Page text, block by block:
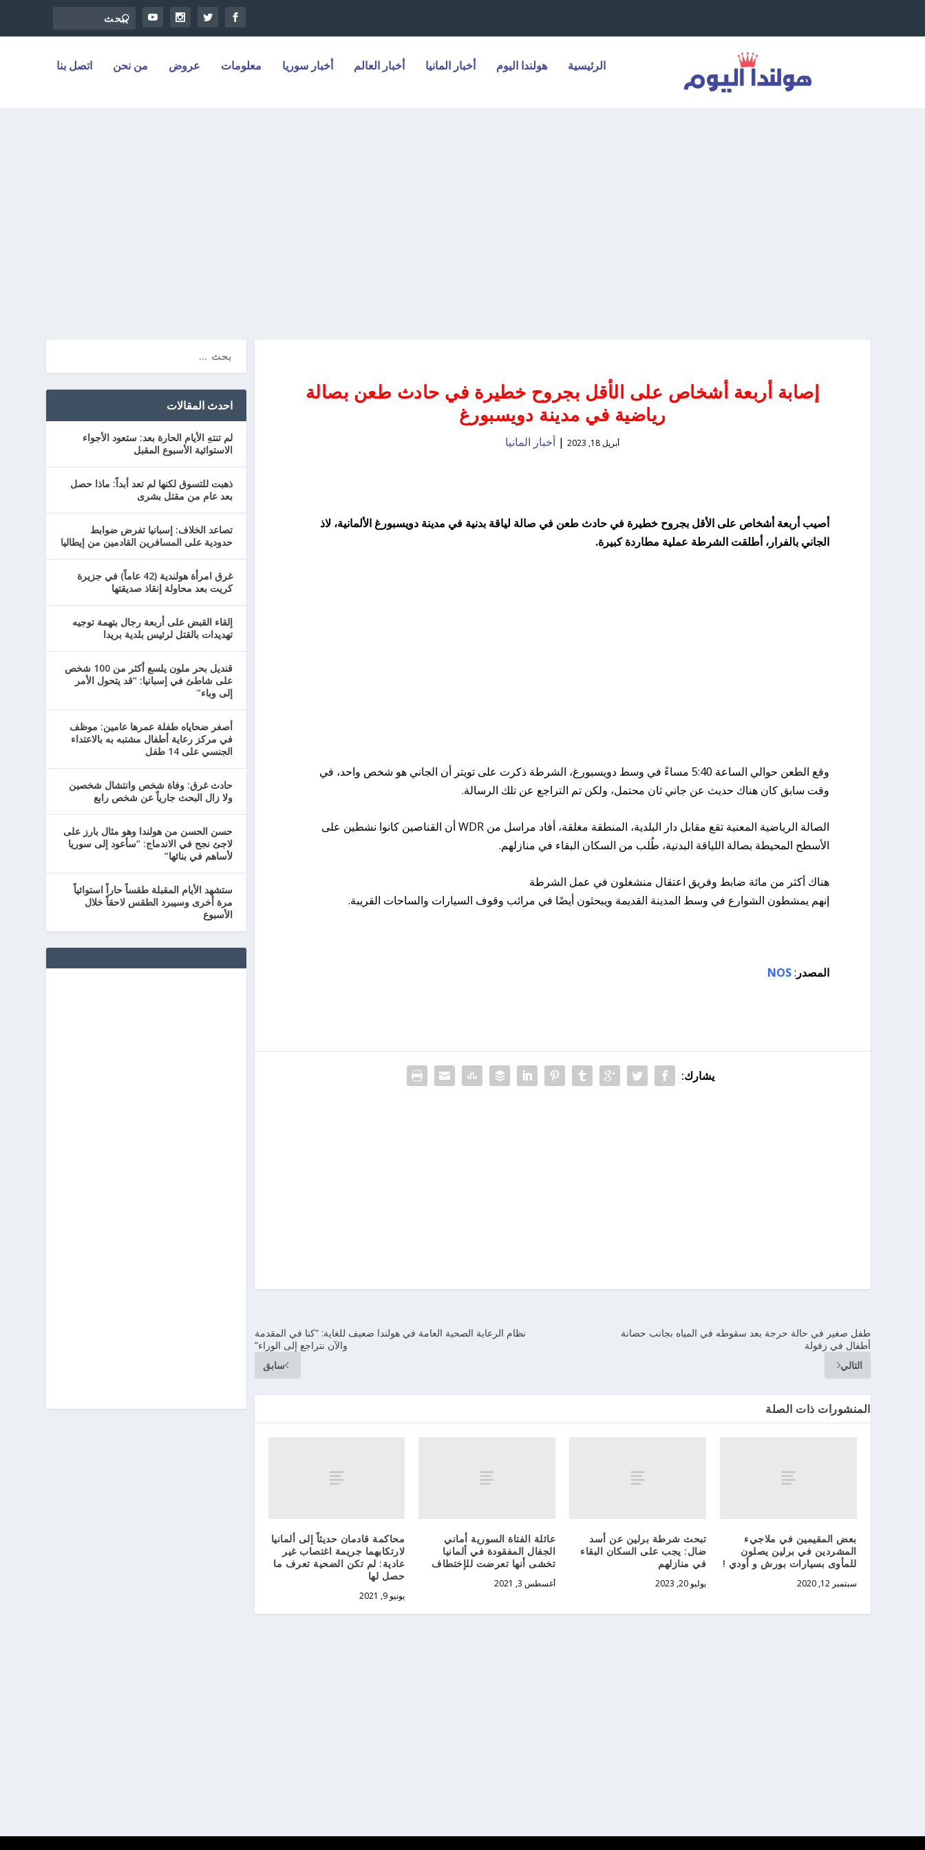
الرئيسية هولندا اليوم أخبار المانيا أخبار العالم أخبار سوريا معلومات عروض من نحن اتصل بنا
إصابة أربعة أشخاص على الأقل بجروح خطيرة في حادث طعن بصالة
رياضية في مدينة دويسبورغ
أبريل 18, 2023 | أخبار المانيا
أصيب أربعة أشخاص على الأقل بجروح خطيرة في حادث طعن في صالة لياقة بدنية في مدينة دويسبورغ الألمانية، لاذ
الجاني بالفرار، أطلقت الشرطة عملية مطاردة كبيرة.
وقع الطعن حوالي الساعة 5:40 مساءً في وسط دويسبورغ، الشرطة ذكرت على تويتر أن الجاني هو شخص واحد، في
وقت سابق كان هناك حديث عن جاني ثان محتمل، ولكن تم التراجع عن تلك الرسالة.
الصالة الرياضية المعنية تقع مقابل دار البلدية، المنطقة مغلقة، أفاد مراسل من WDR أن القناصين كانوا نشطين على
الأسطح المحيطة بصالة اللياقة البدنية، طُلب من السكان البقاء في منازلهم.
هناك أكثر من مائة ضابط وفريق اعتقال منشغلون في عمل الشرطة
إنهم يمشطون الشوارع في وسط المدينة القديمة ويبحثون أيضًا في مرائب وقوف السيارات والساحات القريبة.
المصدر :
NOS
يشارك:
نظام الرعاية الصحية العامة في هولندا ضعيف للغاية: “كنا في المقدمة
والآن نتراجع إلى الوراء”
سابق
طفل صغير في حالة حرجة بعد سقوطه في المياه بجانب حضانة
أطفال في زفولة
التالي
المنشورات ذات الصلة
بعض المقيمين في ملاجيء
المشردين في برلين يصلون
للمأوى بسيارات بورش و أودي !
سبتمبر 12, 2020
تبحث شرطة برلين عن أسد
ضال: يجب على السكان البقاء
في منازلهم
يوليو 20, 2023
عائلة الفتاة السورية أماني
الجفال المفقودة في ألمانيا
تخشى أنها تعرضت للإختطاف
أغسطس 3, 2021
محاكمة قادمان حديثاً إلى ألمانيا
لارتكابهما جريمة اغتصاب غير
عادية: لم تكن الضحية تعرف ما
حصل لها
يونيو 9, 2021
احدث المقالات
لم تنتهِ الأيام الحارة بعد: ستعود الأجواء
الاستوائية الأسبوع المقبل
ذهبت للتسوق لكنها لم تعد أبداً: ماذا حصل
بعد عام من مقتل بشرى
تصاعد الخلاف: إسبانيا تفرض ضوابط
حدودية على المسافرين القادمين من إيطاليا
غرق امرأة هولندية (42 عاماً) في جزيرة
كريت بعد محاولة إنقاذ صديقتها
إلقاء القبض على أربعة رجال بتهمة توجيه
تهديدات بالقتل لرئيس بلدية بريدا
قنديل بحر ملون يلسع أكثر من 100 شخص
على شاطئ في إسبانيا: “قد يتحول الأمر
إلى وباء”
أصغر ضحاياه طفلة عمرها عامين: موظف
في مركز رعاية أطفال مشتبه به بالاعتداء
الجنسي على 14 طفل
حادث غرق: وفاة شخص وانتشال شخصين
ولا زال البحث جارياً عن شخص رابع
حسن الحسن من هولندا وهو مثال بارز على
لاجئ نجح في الاندماج: “سأعود إلى سوريا
لأساهم في بنائها”
ستشهد الأيام المقبلة طقساً حاراً استوائياً
مرة أخرى وسيبرد الطقس لاحقاً خلال
الأسبوع